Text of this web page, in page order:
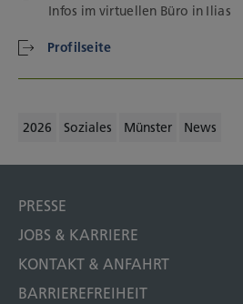
Infos im virtuellen Büro in Ilias
Profilseite
2026 Soziales Münster News
PRESSE
JOBS & KARRIERE
KONTAKT & ANFAHRT
BARRIEREFREIHEIT